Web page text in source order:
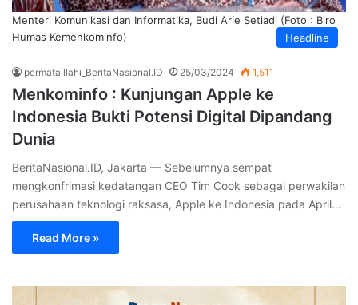
Headline
Menteri Komunikasi dan Informatika, Budi Arie Setiadi (Foto : Biro
Humas Kemenkominfo)
permataillahi_BeritaNasional.ID 25/03/2024 1,511
Menkominfo : Kunjungan Apple ke
Indonesia Bukti Potensi Digital Dipandang
Dunia
BeritaNasional.ID, Jakarta — Sebelumnya sempat
mengkonfrimasi kedatangan CEO Tim Cook sebagai perwakilan
perusahaan teknologi raksasa, Apple ke Indonesia pada April…
Read More »